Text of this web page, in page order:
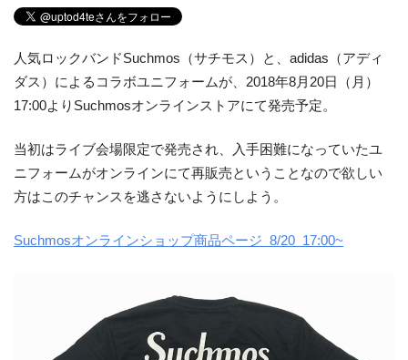
人気ロックバンドSuchmos（サチモス）と、adidas（アディ
ダス）によるコラボユニフォームが、2018年8月20日（月）
17:00よりSuchmosオンラインストアにて発売予定。
当初はライブ会場限定で発売され、入手困難になっていたユ
ニフォームがオンラインにて再販売ということなので欲しい
方はこのチャンスを逃さないようにしよう。
Suchmosオンラインショップ商品ページ 8/20 17:00~